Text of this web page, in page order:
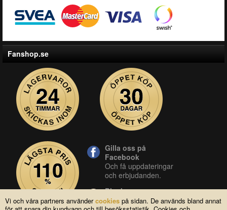
Vi och våra partners användercookies på sidan. De används bland annat
Fanshop.se
Gilla oss på
Facebook
Och få uppdateringar
och erbjudanden.
Blocket
Vår butik på blocket.